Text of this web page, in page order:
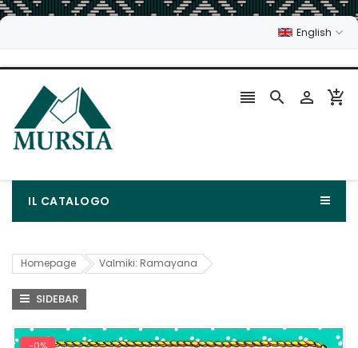
English
   
IL CATALOGO
Homepage Valmiki: Ramayana
SIDEBAR